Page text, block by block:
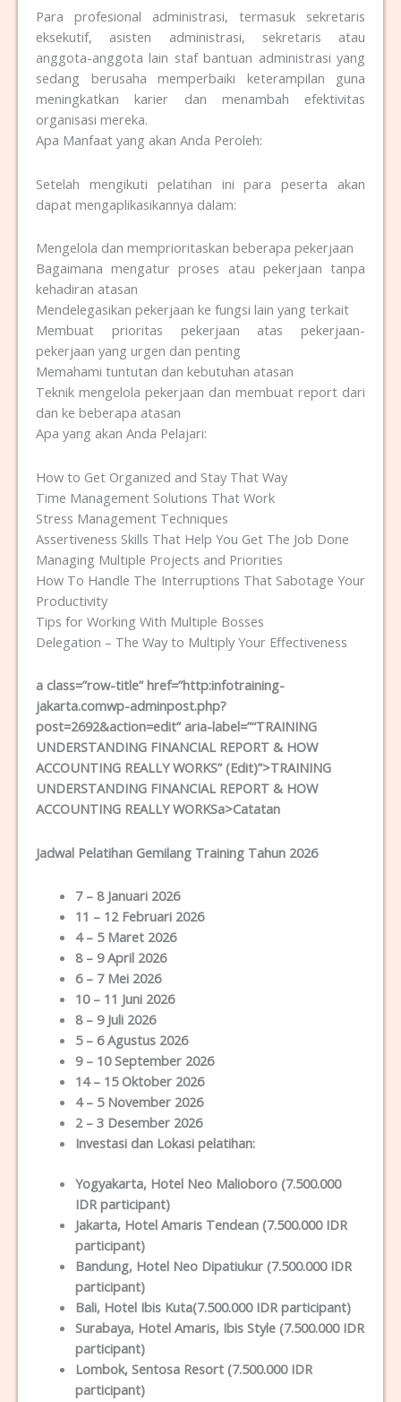
Para profesional administrasi, termasuk sekretaris
eksekutif, asisten administrasi, sekretaris atau
anggota-anggota lain staf bantuan administrasi yang
sedang berusaha memperbaiki keterampilan guna
meningkatkan karier dan menambah efektivitas
organisasi mereka.
Apa Manfaat yang akan Anda Peroleh:
Setelah mengikuti pelatihan ini para peserta akan
dapat mengaplikasikannya dalam:
Mengelola dan memprioritaskan beberapa pekerjaan
Bagaimana mengatur proses atau pekerjaan tanpa
kehadiran atasan
Mendelegasikan pekerjaan ke fungsi lain yang terkait
Membuat prioritas pekerjaan atas pekerjaan-
pekerjaan yang urgen dan penting
Memahami tuntutan dan kebutuhan atasan
Teknik mengelola pekerjaan dan membuat report dari
dan ke beberapa atasan
Apa yang akan Anda Pelajari:
How to Get Organized and Stay That Way
Time Management Solutions That Work
Stress Management Techniques
Assertiveness Skills That Help You Get The Job Done
Managing Multiple Projects and Priorities
How To Handle The Interruptions That Sabotage Your
Productivity
Tips for Working With Multiple Bosses
Delegation – The Way to Multiply Your Effectiveness
a class=”row-title” href=”http:infotraining-
jakarta.comwp-adminpost.php?
post=2692&action=edit” aria-label=”“TRAINING
UNDERSTANDING FINANCIAL REPORT & HOW
ACCOUNTING REALLY WORKS” (Edit)”>TRAINING
UNDERSTANDING FINANCIAL REPORT & HOW
ACCOUNTING REALLY WORKSa>Catatan
Jadwal Pelatihan Gemilang Training Tahun 2026
7 – 8 Januari 2026
11 – 12 Februari 2026
4 – 5 Maret 2026
8 – 9 April 2026
6 – 7 Mei 2026
10 – 11 Juni 2026
8 – 9 Juli 2026
5 – 6 Agustus 2026
9 – 10 September 2026
14 – 15 Oktober 2026
4 – 5 November 2026
2 – 3 Desember 2026
Investasi dan Lokasi pelatihan:
Yogyakarta, Hotel Neo Malioboro (7.500.000
IDR participant)
Jakarta, Hotel Amaris Tendean (7.500.000 IDR
participant)
Bandung, Hotel Neo Dipatiukur (7.500.000 IDR
participant)
Bali, Hotel Ibis Kuta(7.500.000 IDR participant)
Surabaya, Hotel Amaris, Ibis Style (7.500.000 IDR
participant)
Lombok, Sentosa Resort (7.500.000 IDR
participant)